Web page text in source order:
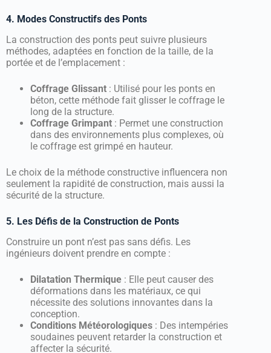
4. Modes Constructifs des Ponts
La construction des ponts peut suivre plusieurs
méthodes, adaptées en fonction de la taille, de la
portée et de l’emplacement :
Coffrage Glissant : Utilisé pour les ponts en
béton, cette méthode fait glisser le coffrage le
long de la structure.
Coffrage Grimpant : Permet une construction
dans des environnements plus complexes, où
le coffrage est grimpé en hauteur.
Le choix de la méthode constructive influencera non
seulement la rapidité de construction, mais aussi la
sécurité de la structure.
5. Les Défis de la Construction de Ponts
Construire un pont n’est pas sans défis. Les
ingénieurs doivent prendre en compte :
Dilatation Thermique : Elle peut causer des
déformations dans les matériaux, ce qui
nécessite des solutions innovantes dans la
conception.
Conditions Météorologiques : Des intempéries
soudaines peuvent retarder la construction et
affecter la sécurité.